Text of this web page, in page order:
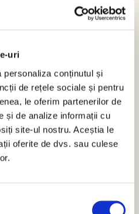
uri
personaliza conținutul și
de rețele sociale și pentru
le oferim partenerilor de
și de analize informații cu
site-ul nostru. Aceștia le
oferite de dvs. sau culese
De asemenea, le oferim
publicitate și de analize informații
dvs. sau culese în urma folosirii
ce pot fi utilizate de către site-
lor mai eficientă.
cookie-uri pe dispozitivul dvs., în
pentru operarea acestui site.
de cookie-uri. Unele cookie-uri